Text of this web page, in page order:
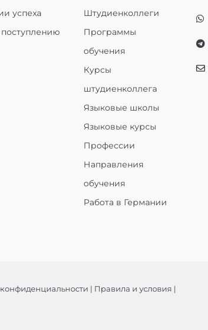
успеха
поступлению
Штудиенколлеги
Программы
обучения
Курсы
штудиенколлега
Языковые школы
Языковые курсы
Профессии
Направления
обучения
Работа в Германии
| Правила и условия |